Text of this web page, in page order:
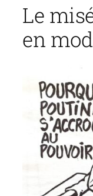
Le
en